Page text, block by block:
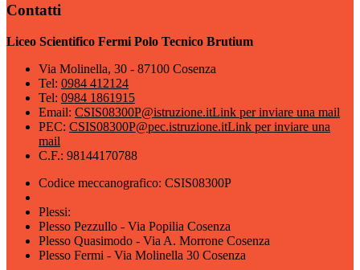
Contatti
Liceo Scientifico Fermi Polo Tecnico Brutium
Via Molinella, 30 - 87100 Cosenza
Tel: 0984 412124
Tel: 0984 1861915
Email: CSIS08300P@istruzione.itLink per inviare una mail
PEC: CSIS08300P@pec.istruzione.itLink per inviare una
mail
C.F.: 98144170788
Codice meccanografico: CSIS08300P
Plessi:
Plesso Pezzullo - Via Popilia Cosenza
Plesso Quasimodo - Via A. Morrone Cosenza
Plesso Fermi - Via Molinella 30 Cosenza